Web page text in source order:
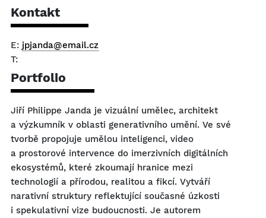
Kontakt
E: jpjanda@email.cz
T:
Portfolio
Jiří Philippe Janda je vizuální umělec, architekt
a výzkumník v oblasti generativního umění. Ve své
tvorbě propojuje umělou inteligenci, video
a prostorové intervence do imerzivních digitálních
ekosystémů, které zkoumají hranice mezi
technologií a přírodou, realitou a fikcí. Vytváří
narativní struktury reflektující současné úzkosti
i spekulativní vize budoucnosti. Je autorem